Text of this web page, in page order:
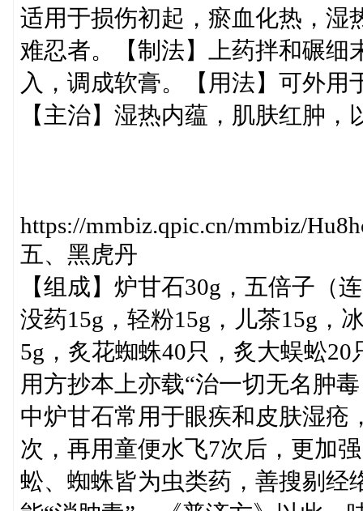
适用于损伤初起，瘀血化热，湿
难忍者。【制法】上药拌和碾细
入，调成软膏。【用法】可外
【主治】湿热内蕴，肌肤红肿，
https://mmbiz.qpic.cn/mmbiz/
五、黑虎丹
【组成】炉甘石30g，五倍子（
没药15g，轻粉15g，儿茶15g，
5g，炙花蜘蛛40只，炙大蜈蚣
用方抄本上亦载“治一切无名肿
中炉甘石常用于眼疾和皮肤湿疮
次，再用童便水飞7次后，更加
蚣、蜘蛛皆为虫类药，善搜剔经